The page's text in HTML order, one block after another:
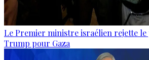
Le Premier ministre israélien rejette le
Trump pour Gaza